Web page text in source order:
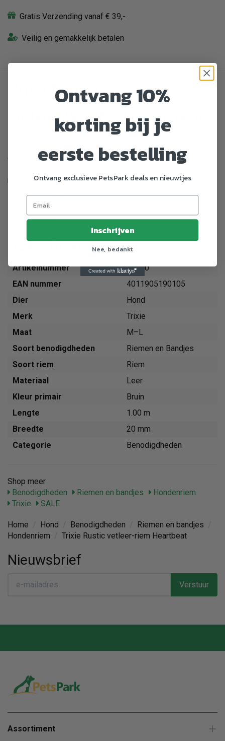
Gratis Verzending vanaf € 39,-
Veilig en gemakkelijk betalen
Omschrijving
Rustieke Heartbeat rechte riem
Zeer mooie rechte lijn van soepel dik leer.
Met mooi gestikt detail 'hartslag' en rondom volledig
doorgestikt om uitrekken te voorkomen.
mensen met b.v. reuma.
Lengte: 1,00 mtr
Breedte: 20 mm
Kleur: cognac
Specificaties
Artikelnummer
19010
EAN nummer
4011905190105
Dier
Hond
Merk
Trixie
Maat
M–L
Soort benodigdheden
Riemen en Bandjes
Soort riem
Riem
Materiaal
Leer
Kleur primair
Bruin
Lengte
1.00 m
Breedte
20 mm
Categorie
Benodigdheden
Shop meer
Benodigdheden
Riemen en bandjes
Hondenriem
Trixie
SALE
Home Hond Benodigdheden Riemen en bandjes
Hondenriem
Trixie Rustic vetleer-riem Heartbeat
Nieuwsbrief
Verstuur
Assortiment
Ontvang 10%
korting bij je
eerste bestelling
Ontvang exclusieve PetsPark deals en nieuwtjes
Inschrijven
Nee, bedankt